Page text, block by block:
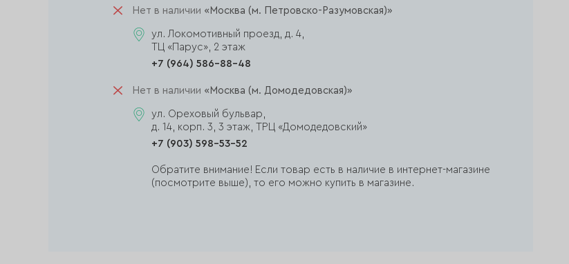
Нет в наличии «Москва (м. Петровско-Разумовская)»
ул. Локомотивный проезд, д. 4,
ТЦ «Парус», 2 этаж
+7 (964) 586-88-48
Нет в наличии «Москва (м. Домодедовская)»
ул. Ореховый бульвар,
д. 14, корп. 3, 3 этаж, ТРЦ «Домодедовский»
+7 (903) 598-53-52
Обратите внимание! Если товар есть в наличие в интернет-магазине
(посмотрите выше), то его можно купить в магазине.